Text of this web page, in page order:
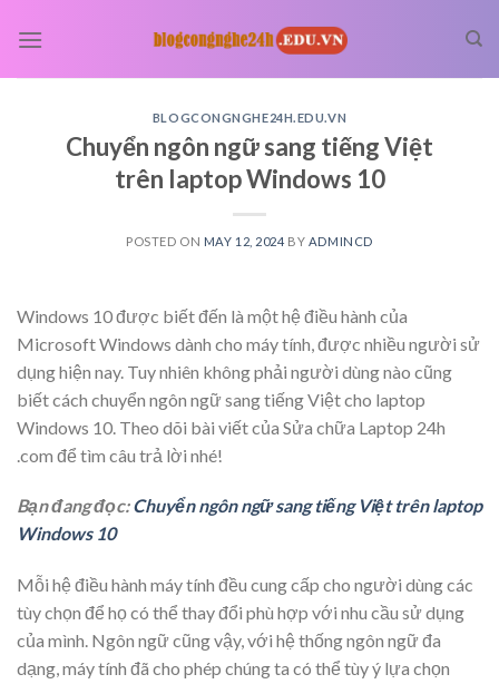
BLOGCONGNGHE24H.EDU.VN
Chuyển ngôn ngữ sang tiếng Việt
trên laptop Windows 10
POSTED ON MAY 12, 2024 BY ADMINCD
Windows 10 được biết đến là một hệ điều hành của
Microsoft Windows dành cho máy tính, được nhiều người sử
dụng hiện nay. Tuy nhiên không phải người dùng nào cũng
biết cách chuyển ngôn ngữ sang tiếng Việt cho laptop
Windows 10. Theo dõi bài viết của Sửa chữa Laptop 24h
.com để tìm câu trả lời nhé!
Bạn đang đọc:Chuyển ngôn ngữ sang tiếng Việt trên laptop
Windows 10
Mỗi hệ điều hành máy tính đều cung cấp cho người dùng các
tùy chọn để họ có thể thay đổi phù hợp với nhu cầu sử dụng
của mình. Ngôn ngữ cũng vậy, với hệ thống ngôn ngữ đa
dạng, máy tính đã cho phép chúng ta có thể tùy ý lựa chọn